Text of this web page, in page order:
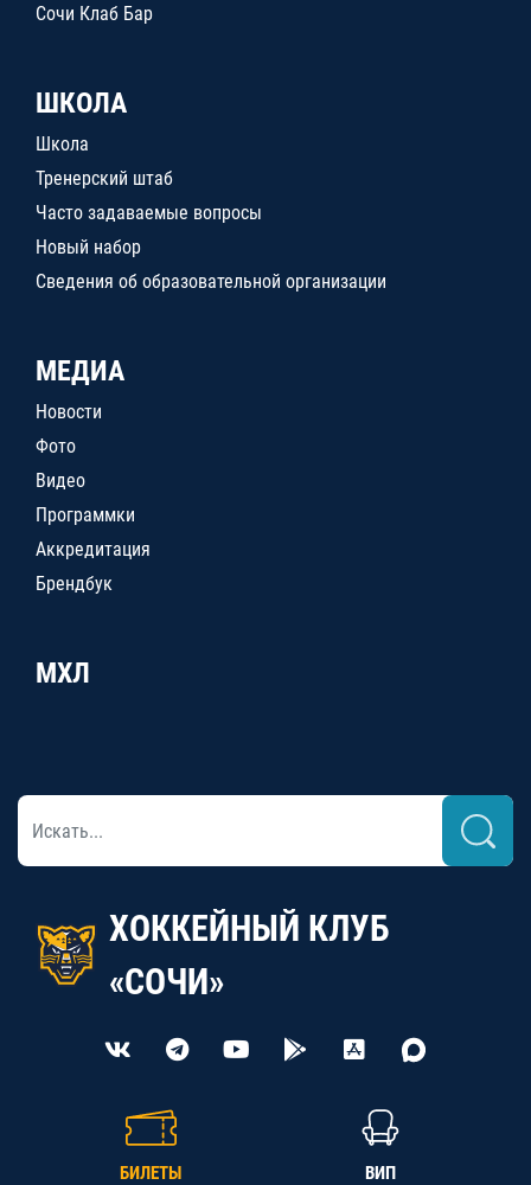
Сочи Клаб Бар
ШКОЛА
Школа
Тренерский штаб
Часто задаваемые вопросы
Новый набор
Сведения об образовательной организации
МЕДИА
Новости
Фото
Видео
Программки
Аккредитация
Брендбук
МХЛ
ХОККЕЙНЫЙ КЛУБ
«СОЧИ»
БИЛЕТЫ ВИП